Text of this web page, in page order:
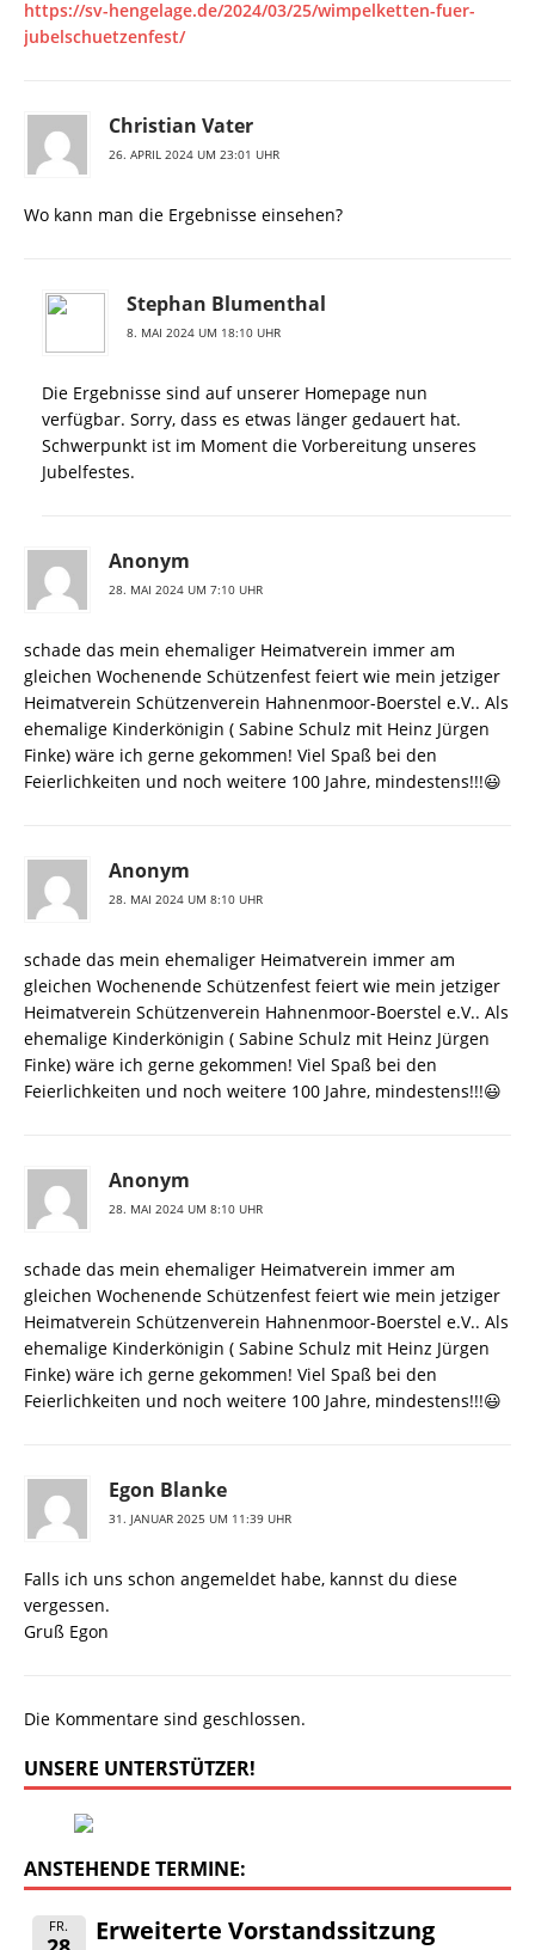
https://sv-hengelage.de/2024/03/25/wimpelketten-fuer-
jubelschuetzenfest/
Christian Vater
26. APRIL 2024 UM 23:01 UHR
Wo kann man die Ergebnisse einsehen?
Stephan Blumenthal
8. MAI 2024 UM 18:10 UHR
Die Ergebnisse sind auf unserer Homepage nun
verfügbar. Sorry, dass es etwas länger gedauert hat.
Schwerpunkt ist im Moment die Vorbereitung unseres
Jubelfestes.
Anonym
28. MAI 2024 UM 7:10 UHR
schade das mein ehemaliger Heimatverein immer am
gleichen Wochenende Schützenfest feiert wie mein jetziger
Heimatverein Schützenverein Hahnenmoor-Boerstel e.V.. Als
ehemalige Kinderkönigin ( Sabine Schulz mit Heinz Jürgen
Finke) wäre ich gerne gekommen! Viel Spaß bei den
Feierlichkeiten und noch weitere 100 Jahre, mindestens!!!😃
Anonym
28. MAI 2024 UM 8:10 UHR
schade das mein ehemaliger Heimatverein immer am
gleichen Wochenende Schützenfest feiert wie mein jetziger
Heimatverein Schützenverein Hahnenmoor-Boerstel e.V.. Als
ehemalige Kinderkönigin ( Sabine Schulz mit Heinz Jürgen
Finke) wäre ich gerne gekommen! Viel Spaß bei den
Feierlichkeiten und noch weitere 100 Jahre, mindestens!!!😃
Anonym
28. MAI 2024 UM 8:10 UHR
schade das mein ehemaliger Heimatverein immer am
gleichen Wochenende Schützenfest feiert wie mein jetziger
Heimatverein Schützenverein Hahnenmoor-Boerstel e.V.. Als
ehemalige Kinderkönigin ( Sabine Schulz mit Heinz Jürgen
Finke) wäre ich gerne gekommen! Viel Spaß bei den
Feierlichkeiten und noch weitere 100 Jahre, mindestens!!!😃
Egon Blanke
31. JANUAR 2025 UM 11:39 UHR
Falls ich uns schon angemeldet habe, kannst du diese
vergessen.
Gruß Egon
Die Kommentare sind geschlossen.
UNSERE UNTERSTÜTZER!
ANSTEHENDE TERMINE:
FR. Erweiterte Vorstandssitzung